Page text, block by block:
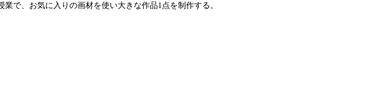
で、お気に入りの画材を使い大きな作品1点を制作する。